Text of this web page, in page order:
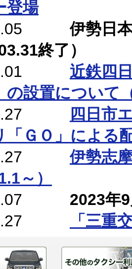
登場
伊勢日
終了）
近鉄四
の設置について
四日市
「ＧＯ」による
伊勢志
～）
2023年
「三重